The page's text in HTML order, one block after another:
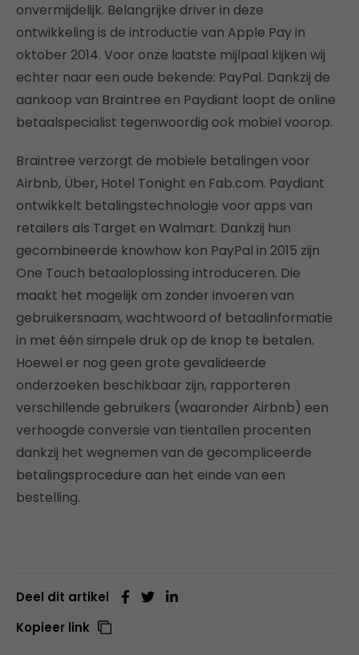
onvermijdelijk. Belangrijke driver in deze
ontwikkeling is de introductie van Apple Pay in
oktober 2014. Voor onze laatste mijlpaal kijken wij
echter naar een oude bekende: PayPal. Dankzij de
aankoop van Braintree en Paydiant loopt de online
betaalspecialist tegenwoordig ook mobiel voorop.
Braintree verzorgt de mobiele betalingen voor
Airbnb, Über, Hotel Tonight en Fab.com. Paydiant
ontwikkelt betalingstechnologie voor apps van
retailers als Target en Walmart. Dankzij hun
gecombineerde knowhow kon PayPal in 2015 zijn
One Touch betaaloplossing introduceren. Die
maakt het mogelijk om zonder invoeren van
gebruikersnaam, wachtwoord of betaalinformatie
in met één simpele druk op de knop te betalen.
Hoewel er nog geen grote gevalideerde
onderzoeken beschikbaar zijn, rapporteren
verschillende gebruikers (waaronder Airbnb) een
verhoogde conversie van tientallen procenten
dankzij het wegnemen van de gecompliceerde
betalingsprocedure aan het einde van een
bestelling.
Deel dit artikel
Kopieer link